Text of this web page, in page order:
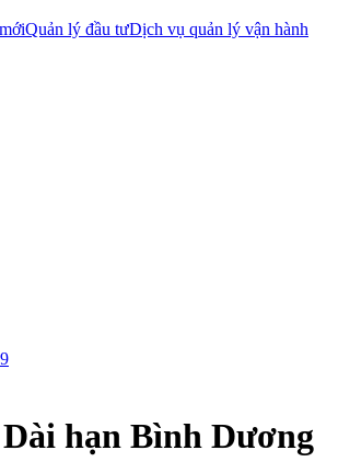
Quản lý đầu tưDịch vụ quản lý vận hành
hạn Bình Dương